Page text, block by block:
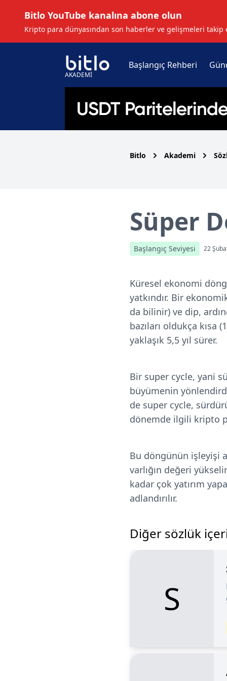
Bitlo YouTube kanalına abone olun
Kripto para dünyasından son haberler ve gelişmeleri takip
AKADEMİ
Başlangıç Rehberi
Bitlo Akademi
Süper
Başlangıç Seviyesi 22
Küresel ekonomi
yatkındır. Bir
da bilinir) ve dip,
bazıları oldukça kısa
yaklaşık 5,5 yıl sürer.
Bir super cycle, yani
büyümenin
de super cycle,
dönemde ilgili kripto
Bu döngünün işleyişi
varlığın değeri
kadar çok yatırım
adlandırılır.
Diğer sözlük
S